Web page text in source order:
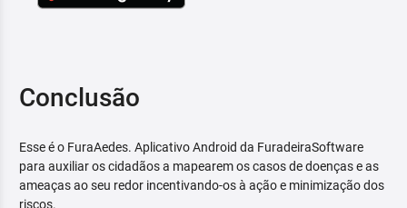
Conclusão
Esse é o FuraAedes. Aplicativo Android da FuradeiraSoftware
para auxiliar os cidadãos a mapearem os casos de doenças e as
ameaças ao seu redor incentivando-os à ação e minimização dos
riscos.